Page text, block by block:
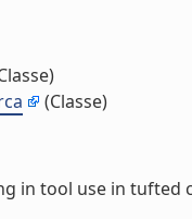
(Classe)
in tool use in tufted